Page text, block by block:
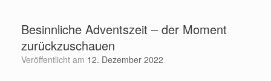
springenBesinnliche Adventszeit – der Moment
zurückzuschauen
Veröffentlicht am 12. Dezember 2022